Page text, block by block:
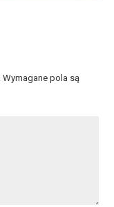
Wymagane pola są